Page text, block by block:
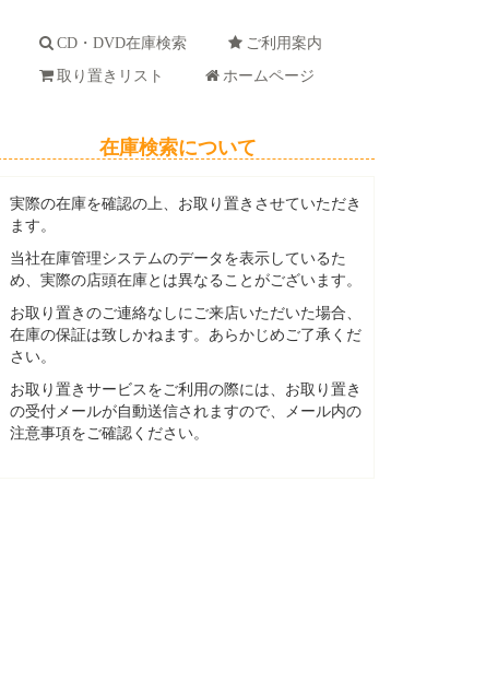
CD・DVD在庫検索
ご利用案内
取り置きリスト ホームページ
在庫検索について
実際の在庫を確認の上、お取り置きさせていただき
ます。
当社在庫管理システムのデータを表示しているた
め、実際の店頭在庫とは異なることがございます。
お取り置きのご連絡なしにご来店いただいた場合、
在庫の保証は致しかねます。あらかじめご了承くだ
さい。
お取り置きサービスをご利用の際には、お取り置き
の受付メールが自動送信されますので、メール内の
注意事項をご確認ください。